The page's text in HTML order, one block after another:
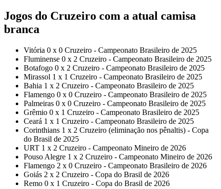
Jogos do Cruzeiro com a atual camisa
branca
Vitória 0 x 0 Cruzeiro - Campeonato Brasileiro de 2025
Fluminense 0 x 2 Cruzeiro - Campeonato Brasileiro de 2025
Botafogo 0 x 2 Cruzeiro - Campeonato Brasileiro de 2025
Mirassol 1 x 1 Cruzeiro - Campeonato Brasileiro de 2025
Bahia 1 x 2 Cruzeiro - Campeonato Brasileiro de 2025
Flamengo 0 x 0 Cruzeiro - Campeonato Brasileiro de 2025
Palmeiras 0 x 0 Cruzeiro - Campeonato Brasileiro de 2025
Grêmio 0 x 1 Cruzeiro - Campeonato Brasileiro de 2025
Ceará 1 x 1 Cruzeiro - Campeonato Brasileiro de 2025
Corinthians 1 x 2 Cruzeiro (eliminação nos pênaltis) - Copa
do Brasil de 2025
URT 1 x 2 Cruzeiro - Campeonato Mineiro de 2026
Pouso Alegre 1 x 2 Cruzeiro - Campeonato Mineiro de 2026
Flamengo 2 x 0 Cruzeiro - Campeonato Brasileiro de 2026
Goiás 2 x 2 Cruzeiro - Copa do Brasil de 2026
Remo 0 x 1 Cruzeiro - Copa do Brasil de 2026